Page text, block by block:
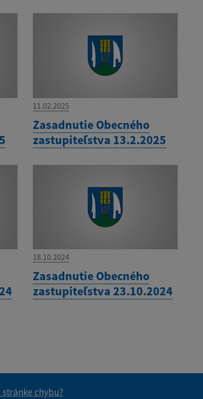
11.02.2025
Zasadnutie Obecného
zastupiteľstva 13.2.2025
18.10.2024
Zasadnutie Obecného
zastupiteľstva 23.10.2024
stránke chybu?